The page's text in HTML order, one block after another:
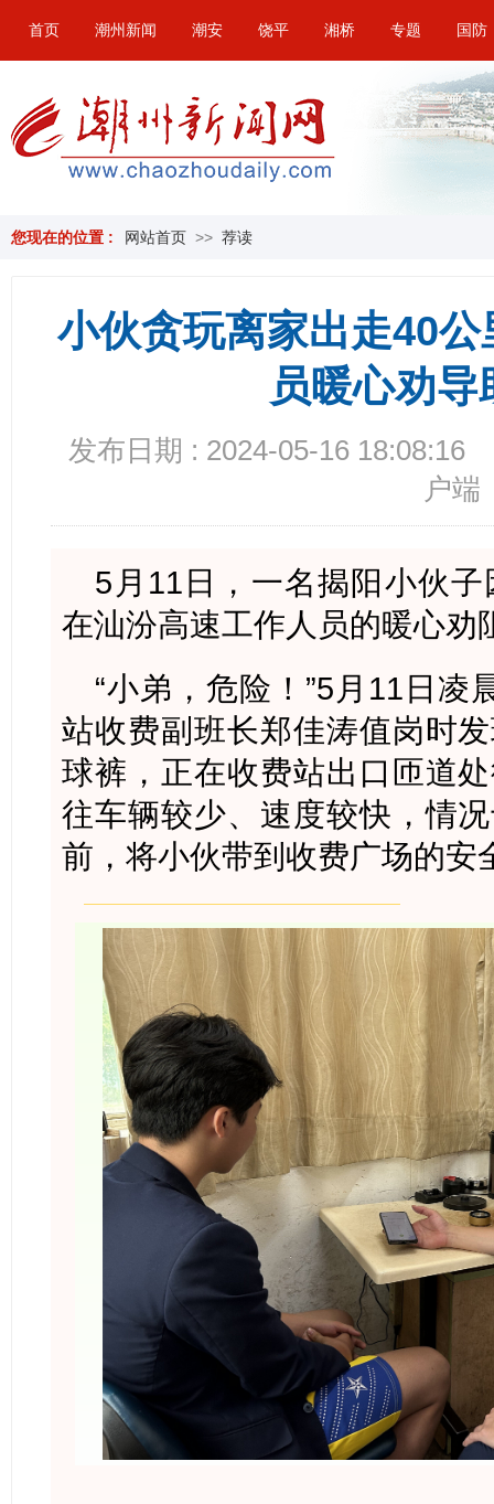
首页 潮州新闻 潮安 饶平 湘桥 专题 国防
您现在的位置 : 网站首页 >> 荐读
小伙贪玩离家出走40
员暖心劝
发布日期 : 2024-05-16 18:08:16
户端
5月11日，一名揭阳小伙
在汕汾高速工作人员的暖心劝
“小弟，危险！”5月11日凌
站收费副班长郑佳涛值岗时
球裤，正在收费站出口匝道
往车辆较少、速度较快，情
前，将小伙带到收费广场的安